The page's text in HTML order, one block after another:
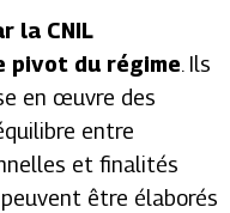
la CNIL
pivot du régime. Ils
en œuvre des
entre
et finalités
être élaborés